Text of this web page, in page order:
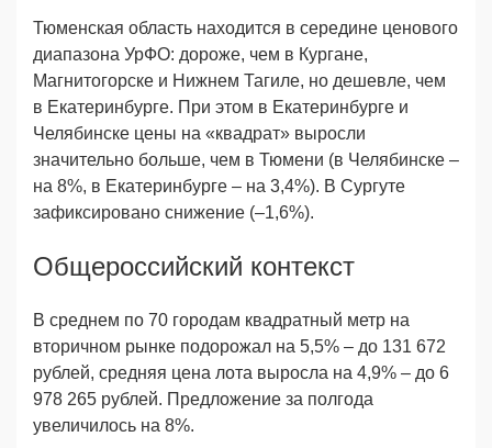
Тюменская область находится в середине ценового
диапазона УрФО: дороже, чем в Кургане,
Магнитогорске и Нижнем Тагиле, но дешевле, чем
в Екатеринбурге. При этом в Екатеринбурге и
Челябинске цены на «квадрат» выросли
значительно больше, чем в Тюмени (в Челябинске –
на 8%, в Екатеринбурге – на 3,4%). В Сургуте
зафиксировано снижение (–1,6%).
Общероссийский контекст
В среднем по 70 городам квадратный метр на
вторичном рынке подорожал на 5,5% – до 131 672
рублей, средняя цена лота выросла на 4,9% – до 6
978 265 рублей. Предложение за полгода
увеличилось на 8%.